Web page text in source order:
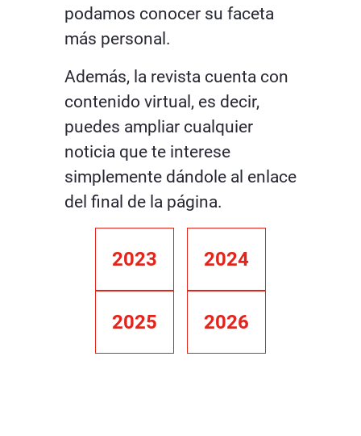
podamos conocer su faceta
más personal.
Además, la revista cuenta con
contenido virtual, es decir,
puedes ampliar cualquier
noticia que te interese
simplemente dándole al enlace
del final de la página.
2023 2024
2025 2026